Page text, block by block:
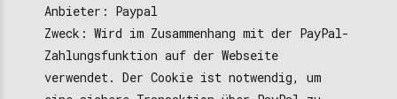
Anbieter: Paypal
Zweck: Wird im Zusammenhang mit der PayPal-
Zahlungsfunktion auf der Webseite
verwendet. Der Cookie ist notwendig, um